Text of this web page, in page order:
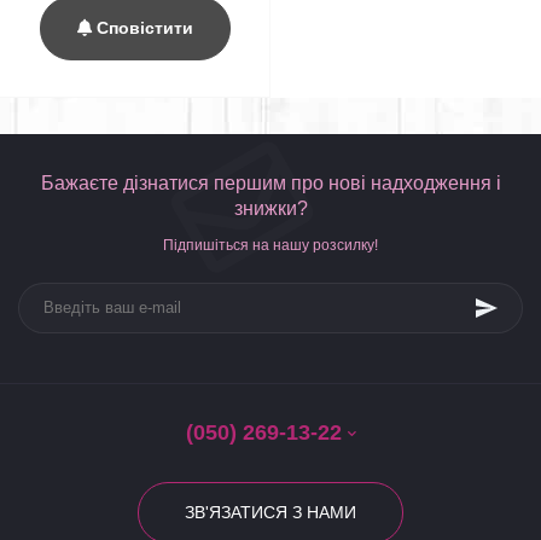
Сповістити
Бажаєте дізнатися першим про нові надходження і
знижки?
Підпишіться на нашу розсилку!
(050) 269-13-22
ЗВ'ЯЗАТИСЯ З НАМИ